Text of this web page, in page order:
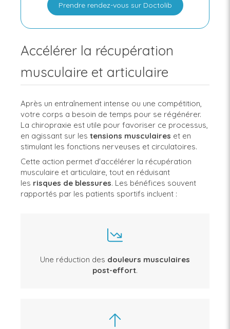
Prendre rendez-vous sur Doctolib
Accélérer la récupération
musculaire et articulaire
Après un entraînement intense ou une compétition,
votre corps a besoin de temps pour se régénérer.
La chiropraxie est utile pour favoriser ce processus,
en agissant sur les tensions musculaires et en
stimulant les fonctions nerveuses et circulatoires.
Cette action permet d'accélérer la récupération
musculaire et articulaire, tout en réduisant
les risques de blessures. Les bénéfices souvent
rapportés par les patients sportifs incluent :
Une réduction des douleurs musculaires
post-effort.